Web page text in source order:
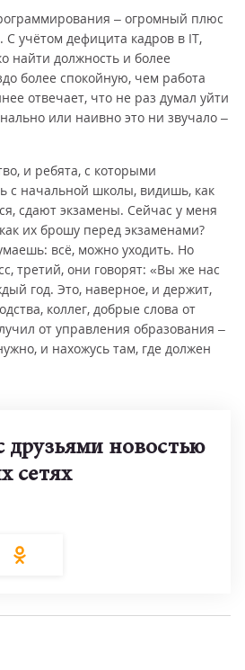
– огромный плюс
учётом дефицита кадров в IT,
найти должность и более
более спокойную, чем работа
отвечает, что не раз думал уйти
или наивно это ни звучало –
и ребята, с которыми
с начальной школы, видишь, как
сдают экзамены. Сейчас у меня
их брошу перед экзаменами?
всё, можно уходить. Но
третий, они говорят: «Вы же нас
год. Это, наверное, и держит,
коллег, добрые слова от
от управления образования –
и нахожусь там, где должен
друзьями новостью
сетях